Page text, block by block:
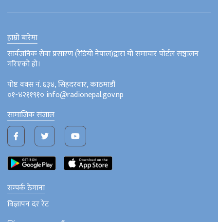
हाम्रो बारेमा
सार्वजनिक सेवा प्रसारण (रेडियो नेपाल)द्वारा यो समाचार पोर्टल सञ्चालन
गरिएको हो।
पोष्ट वक्स नं. ६३४, सिंहदरवार, काठमाडौं
०१-४२११९१० info@radionepal.gov.np
सामाजिक संजाल
सम्पर्क ठेगाना
विज्ञापन दर रेट